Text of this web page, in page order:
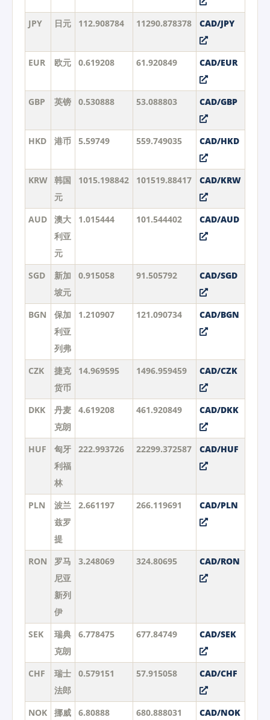
JPY 日元 112.908784 11290.878378 CAD/JPY
EUR 欧元 0.619208 61.920849 CAD/EUR
GBP 英镑 0.530888 53.088803 CAD/GBP
HKD 港币 5.59749 559.749035 CAD/HKD
KRW 韩国
元
1015.198842 101519.88417 CAD/KRW
AUD
澳大
利亚
元
1.015444 101.544402 CAD/AUD
SGD
新加
坡元
0.915058 91.505792 CAD/SGD
BGN
保加
利亚
列弗
1.210907 121.090734 CAD/BGN
CZK
捷克
货币
14.969595 1496.959459 CAD/CZK
DKK
丹麦
克朗
4.619208 461.920849 CAD/DKK
HUF
匈牙
利福
林
222.993726 22299.372587 CAD/HUF
PLN
波兰
兹罗
提
2.661197 266.119691 CAD/PLN
RON
罗马
尼亚
新列
伊
3.248069 324.80695 CAD/RON
SEK
瑞典
克朗
6.778475 677.84749 CAD/SEK
CHF
瑞士
法郎
0.579151 57.915058 CAD/CHF
NOK
挪威
6.80888 680.888031 CAD/NOK